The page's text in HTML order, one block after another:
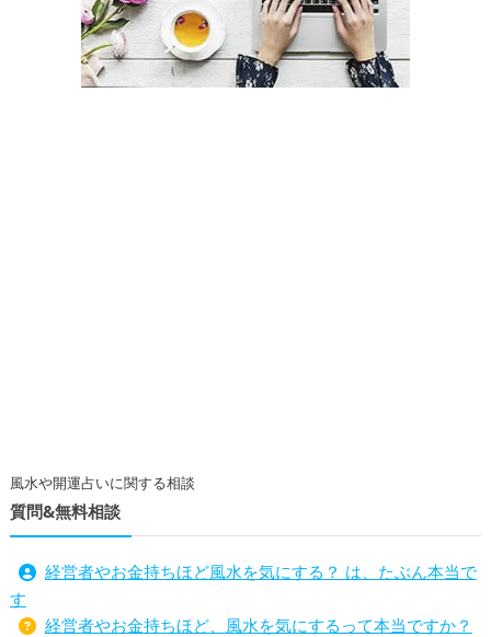
風水や開運占いに関する相談
質問&無料相談
経営者やお金持ちほど風水を気にする？ は、たぶん本当で
す
経営者やお金持ちほど、風水を気にするって本当ですか？